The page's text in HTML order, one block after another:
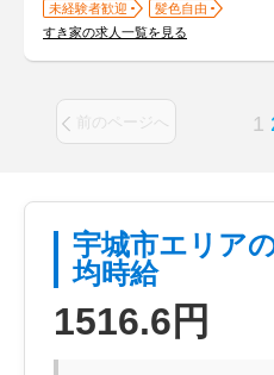
未経験者歓迎
髪色自由
すき家の求人一覧を見る
前のページへ 1
宇城市エリア
均時給
1516.6円